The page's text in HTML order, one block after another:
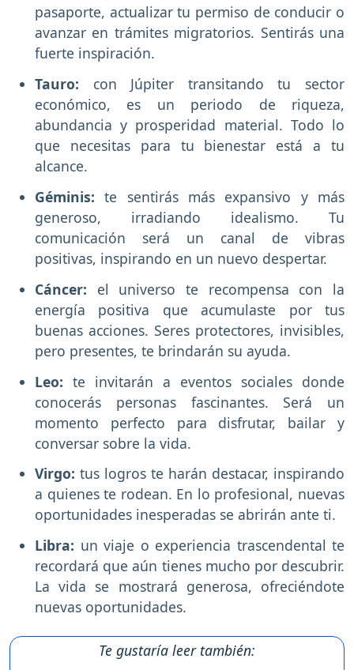
pasaporte, actualizar tu permiso de conducir o
avanzar en trámites migratorios. Sentirás una
fuerte inspiración.
Tauro: con Júpiter transitando tu sector
económico, es un periodo de riqueza,
abundancia y prosperidad material. Todo lo
que necesitas para tu bienestar está a tu
alcance.
Géminis: te sentirás más expansivo y más
generoso, irradiando idealismo. Tu
comunicación será un canal de vibras
positivas, inspirando en un nuevo despertar.
Cáncer: el universo te recompensa con la
energía positiva que acumulaste por tus
buenas acciones. Seres protectores, invisibles,
pero presentes, te brindarán su ayuda.
Leo: te invitarán a eventos sociales donde
conocerás personas fascinantes. Será un
momento perfecto para disfrutar, bailar y
conversar sobre la vida.
Virgo: tus logros te harán destacar, inspirando
a quienes te rodean. En lo profesional, nuevas
oportunidades inesperadas se abrirán ante ti.
Libra: un viaje o experiencia trascendental te
recordará que aún tienes mucho por descubrir.
La vida se mostrará generosa, ofreciéndote
nuevas oportunidades.
Te gustaría leer también: